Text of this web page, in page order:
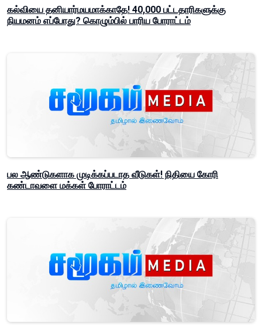
கல்வியை தனியார்மயமாக்காதே! 40,000 பட்டதாரிகளுக்கு
நியமனம் எப்போது? கொழும்பில் பாரிய போராட்டம்
பல ஆண்டுகளாக முடிக்கப்படாத வீடுகள்! நிதியை கோரி
கண்டாவளை மக்கள் போராட்டம்